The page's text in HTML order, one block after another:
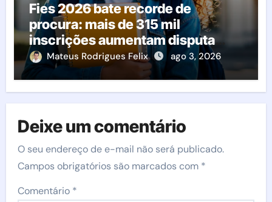
Fies 2026 bate recorde de
procura: mais de 315 mil
inscrições aumentam disputa
pelas vagas; veja o que acontece
agora
Mateus Rodrigues Felix ago 3, 2026
Deixe um comentário
O seu endereço de e-mail não será publicado.
Campos obrigatórios são marcados com *
Comentário *